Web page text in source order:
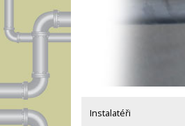
Instalatéři